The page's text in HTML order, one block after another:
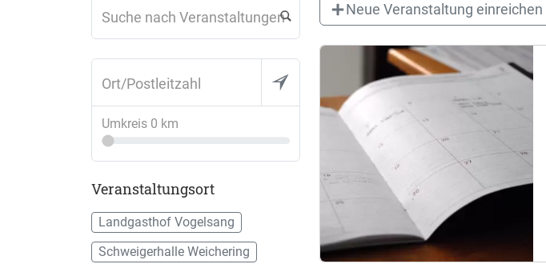
Suche nach Veranstaltungen
Ort/Postleitzahl
Umkreis 0 km
Veranstaltungsort
Landgasthof Vogelsang
Schweigerhalle Weichering
Neue Veranstaltung einreichen